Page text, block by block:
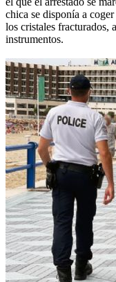
chica se disponía a
los cristales fracturados,
instrumentos.